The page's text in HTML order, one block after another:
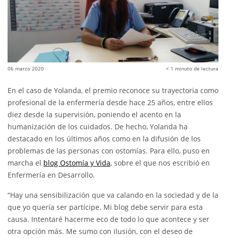
06 marzo 2020 < 1 minuto de lectura
En el caso de Yolanda, el premio reconoce su trayectoria como
profesional de la enfermería desde hace 25 años, entre ellos
diez desde la supervisión, poniendo el acento en la
humanización de los cuidados. De hecho, Yolanda ha
destacado en los últimos años como en la difusión de los
problemas de las personas con ostomías. Para ello, puso en
marcha el blog Ostomía y Vida, sobre el que nos escribió en
Enfermería en Desarrollo.
“Hay una sensibilización que va calando en la sociedad y de la
que yo quería ser partícipe. Mi blog debe servir para esta
causa. Intentaré hacerme eco de todo lo que acontece y ser
otra opción más. Me sumo con ilusión, con el deseo de